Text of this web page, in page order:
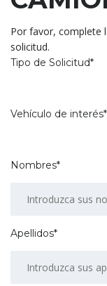
Por favor, complete
solicitud.
Tipo de Solicitud*
Vehículo de interés*
Nombres*
Apellidos*